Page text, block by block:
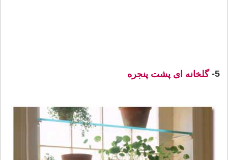
5- گلخانه ای پشت پنجره